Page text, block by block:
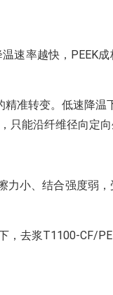
速率越快，PEEK
准转变。低速降温
能沿纤维径向定向
小、结合强度弱，
去浆T1100-CF/